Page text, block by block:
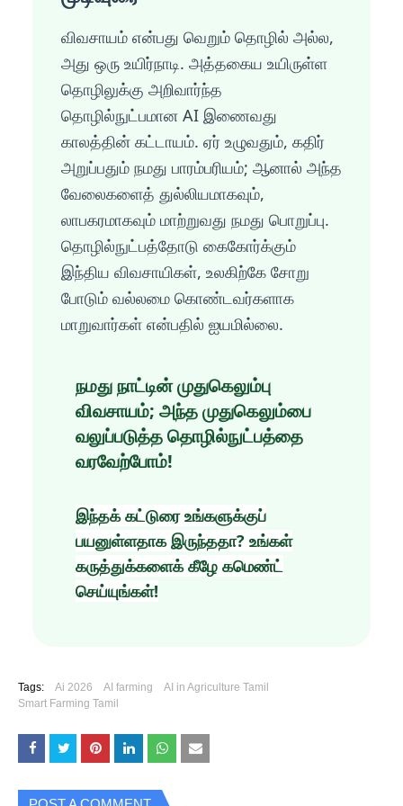
விவசாயம் என்பது வெறும் தொழில் அல்ல,
அது ஒரு உயிர்நாடி. அத்தகைய உயிருள்ள
தொழிலுக்கு அறிவார்ந்த
தொழில்நுட்பமான AI இணைவது
காலத்தின் கட்டாயம். ஏர் உழுவதும், கதிர்
அறுப்பதும் நமது பாரம்பரியம்; ஆனால் அந்த
வேலைகளைத் துல்லியமாகவும்,
லாபகரமாகவும் மாற்றுவது நமது பொறுப்பு.
தொழில்நுட்பத்தோடு கைகோர்க்கும்
இந்திய விவசாயிகள், உலகிற்கே சோறு
போடும் வல்லமை கொண்டவர்களாக
மாறுவார்கள் என்பதில் ஐயமில்லை.
நமது நாட்டின் முதுகெலும்பு
விவசாயம்; அந்த முதுகெலும்பை
வலுப்படுத்த தொழில்நுட்பத்தை
வரவேற்போம்!
இந்தக் கட்டுரை உங்களுக்குப்
பயனுள்ளதாக இருந்ததா? உங்கள்
கருத்துக்களைக் கீழே கமெண்ட்
செய்யுங்கள்!
Tags: Ai 2026 AI farming
AI in Agriculture Tamil
Smart Farming Tamil